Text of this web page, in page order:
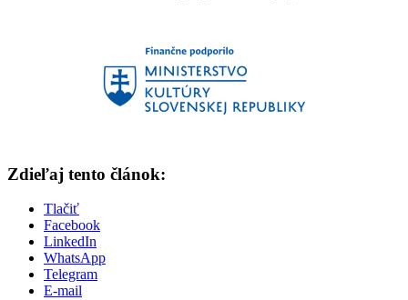
Zdieľaj tento článok:
Tlačiť
Facebook
LinkedIn
WhatsApp
Telegram
E-mail